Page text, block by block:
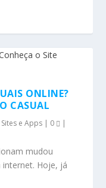
ONLINE?
CASUAL
Sites e Apps | 0 |
mudou
Hoje, já